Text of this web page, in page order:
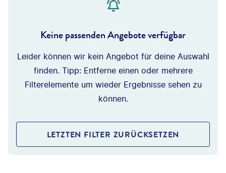
Keine passenden Angebote verfügbar
Leider können wir kein Angebot für deine Auswahl
finden. Tipp: Entferne einen oder mehrere
Filterelemente um wieder Ergebnisse sehen zu
können.
LETZTEN FILTER ZURÜCKSETZEN